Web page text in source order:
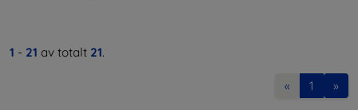
1 - 21 av totalt 21.
« 1 »